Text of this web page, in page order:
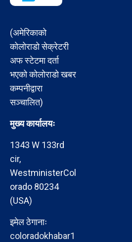
(अमेरिकाको
कोलोराडो सेक्रेटरी
अफ स्टेटमा दर्ता
भएको कोलोराडो खबर
कम्पनीद्वारा
सञ्चालित)
मुख्य कार्यालयः
1343 W 133rd
cir,
WestministerCol
orado 80234
(USA)
इमेल ठेगानाः
coloradokhabar1